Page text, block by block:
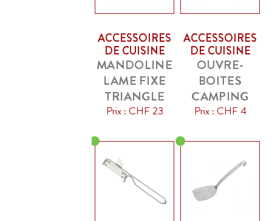
ACCESSOIRES
DE CUISINE
MANDOLINE
LAME FIXE
TRIANGLE
Prix : CHF 23
ACCESSOIRES
DE CUISINE
OUVRE-
BOITES
CAMPING
Prix : CHF 4